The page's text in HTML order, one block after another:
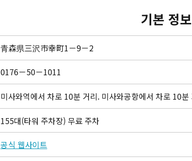
기본 정보
青森県三沢市幸町1－9－2
0176－50－1011
미사와역에서 차로 10분 거리. 미사와공항에서 차로 10분
155대(타워 주차장) 무료 주차
공식 웹사이트